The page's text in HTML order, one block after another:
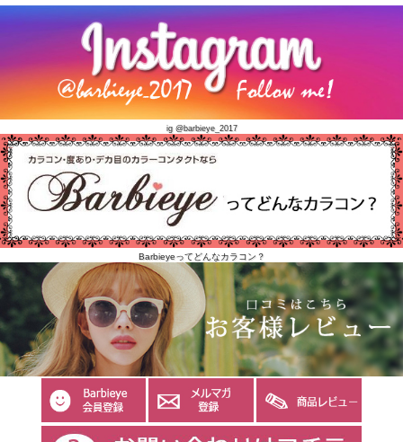
ig @barbieye_2017
Barbieyeってどんなカラコン？